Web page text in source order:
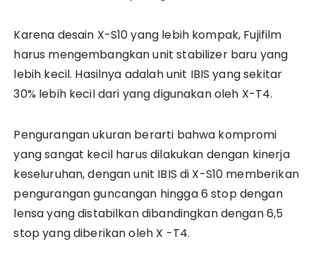
Karena desain X-S10 yang lebih kompak, Fujifilm
harus mengembangkan unit stabilizer baru yang
lebih kecil. Hasilnya adalah unit IBIS yang sekitar
30% lebih kecil dari yang digunakan oleh X-T4.
Pengurangan ukuran berarti bahwa kompromi
yang sangat kecil harus dilakukan dengan kinerja
keseluruhan, dengan unit IBIS di X-S10 memberikan
pengurangan guncangan hingga 6 stop dengan
lensa yang distabilkan dibandingkan dengan 6,5
stop yang diberikan oleh X -T4.